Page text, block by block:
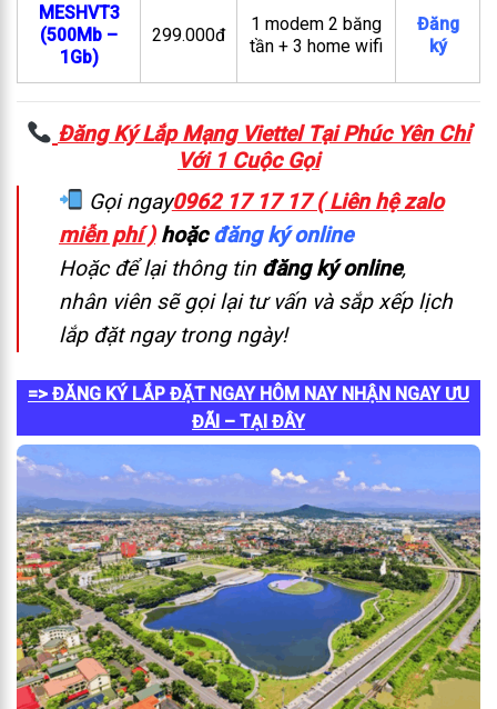
MESHVT3
(500Mb –
1Gb)
299.000đ
1 modem 2 băng
tần + 3 home wifi
Đăng
ký
Đăng Ký Lắp Mạng Viettel Tại Phúc Yên Chỉ
Với 1 Cuộc Gọi
Gọi ngay0962 17 17 17 ( Liên hệ zalo
miễn phí )hoặcđăng ký online
Hoặc để lại thông tin đăng ký online,
nhân viên sẽ gọi lại tư vấn và sắp xếp lịch
lắp đặt ngay trong ngày!
=> ĐĂNG KÝ LẮP ĐẶT NGAY HÔM NAY NHẬN NGAY ƯU
ĐÃI – TẠI ĐÂY